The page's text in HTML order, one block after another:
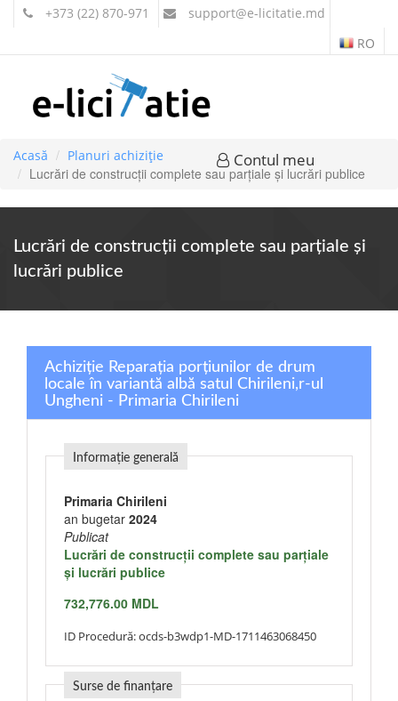
+373 (22) 870-971 support@e-licitatie.md
RO
Contul meu
Acasă Planuri achiziție
Lucrări de construcţii complete sau parţiale şi lucrări publice
Lucrări de construcţii complete sau parţiale şi
lucrări publice
Achiziție Reparația porțiunilor de drum
locale în variantă albă satul Chirileni,r-ul
Ungheni - Primaria Chirileni
Informație generală
Primaria Chirileni
an bugetar 2024
Publicat
Lucrări de construcţii complete sau parţiale
şi lucrări publice
732,776.00 MDL
ID Procedură:ocds-b3wdp1-MD-1711463068450
Surse de finanțare